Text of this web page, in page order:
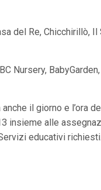
del Re, Chicchirillò, Il
Nursery, BabyGarden,
il giorno e l’ora
insieme alle
educativi richiesti.